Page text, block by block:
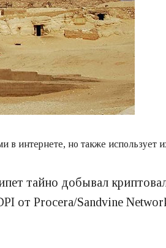
в интернете, но также использует
тайно добывал
от Procera/Sandvine